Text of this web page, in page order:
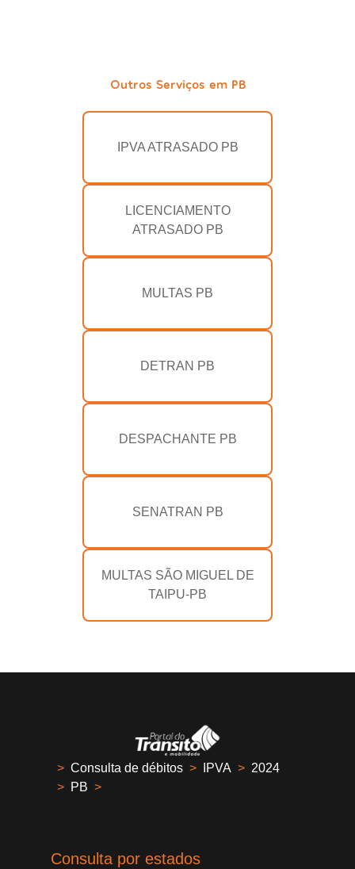
Outros Serviços em PB
IPVA ATRASADO PB
LICENCIAMENTO
ATRASADO PB
MULTAS PB
DETRAN PB
DESPACHANTE PB
SENATRAN PB
MULTAS SÃO MIGUEL DE
TAIPU-PB
> Consulta de débitos > IPVA > 2024
> PB >
Consulta por estados